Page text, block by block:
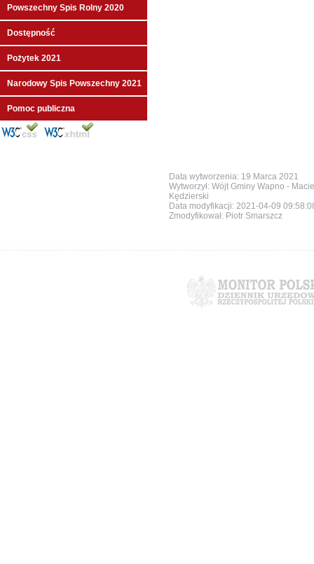
Powszechny Spis Rolny 2020
Dostępność
Pożytek 2021
Narodowy Spis Powszechny 2021
Pomoc publiczna
Data wytworzenia: 19 Marca 2021
Wytworzył: Wójt Gminy Wapno -
Kędzierski
Data modyfikacji: 2021-04-09
Zmodyfikował: Piotr Smarszcz